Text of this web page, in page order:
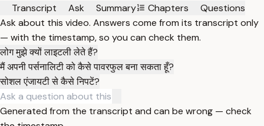
Transcript
Ask Summary Chapters
Questions
Ask about this video. Answers come from its transcript only
— with the timestamp, so you can check them.
लोग मुझे क्यों लाइटली लेते हैं?
मैं अपनी पर्सनालिटी को कैसे पावरफुल बना सकता हूँ?
सोशल एंजायटी से कैसे निपटें?
Generated from the transcript and can be wrong — check